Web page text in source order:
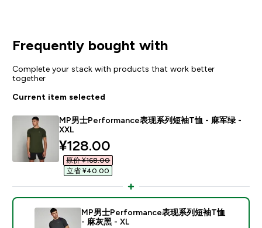
Frequently bought with
Complete your stack with products that work better
together
Current item selected
MP男士Performance表现系列短袖T恤 - 麻军绿 -
XXL
discounted price
¥128.00‎
原价 ¥168.00‎
立省 ¥40.00‎
MP男士Performance表现系列短袖T恤
- 麻灰黑 - XL